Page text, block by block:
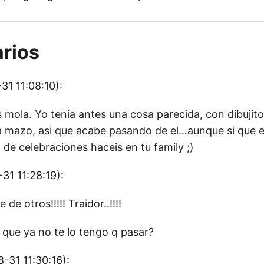
11:08:10):
mola. Yo tenia antes una cosa parecida, con
mazo, asi que acabe pasando de el…aunque si que
de celebraciones haceis en tu family ;)
11:28:19):
de otros!!!!! Traidor..!!!!
ya no te lo tengo q pasar?
11:30:16):